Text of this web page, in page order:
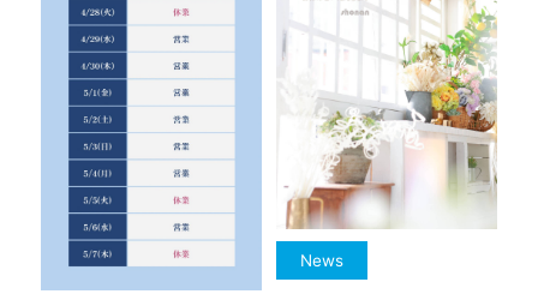
News